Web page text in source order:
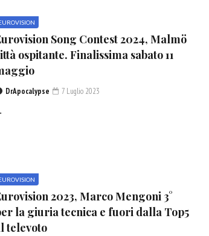
Song Contest 2024, Malmö
ospitante. Finalissima sabato 11
DrApocalypse 7 Luglio 2023
2023, Marco Mengoni 3°
la giuria tecnica e fuori dalla Top5
televoto